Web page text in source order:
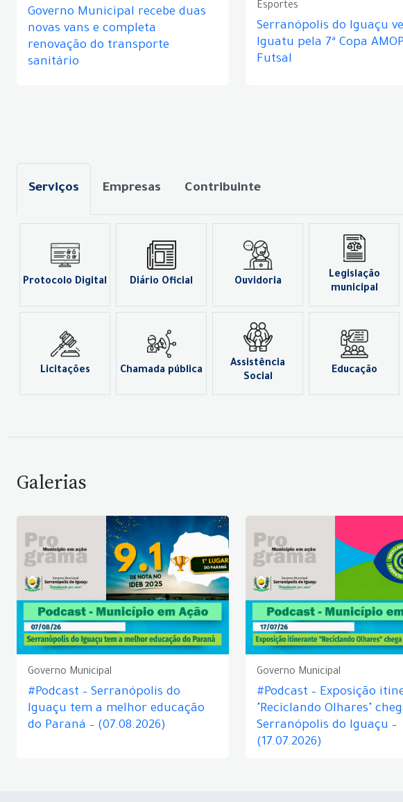
Governo Municipal recebe duas
novas vans e completa
renovação do transporte
sanitário
Esportes
Serranópolis do Iguaçu
Iguatu pela 7ª Copa
Futsal
Serviços Empresas Contribuinte
Protocolo Digital Diário Oficial Ouvidoria
Legislação
municipal
Licitações Chamada pública
Assistência
Social
Educação
Galerias
Governo Municipal
#Podcast – Serranópolis do
Iguaçu tem a melhor educação
do Paraná – (07.08.2026)
Governo Municipal
#Podcast – Exposição
"Reciclando Olhares"
Serranópolis do Iguaçu –
(17.07.2026)